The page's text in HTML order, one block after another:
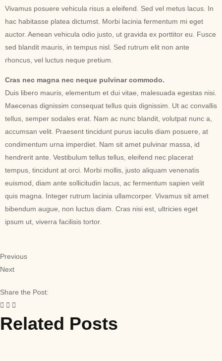
Vivamus posuere vehicula risus a eleifend. Sed vel metus lacus. In
hac habitasse platea dictumst. Morbi lacinia fermentum mi eget
auctor. Aenean vehicula odio justo, ut gravida ex porttitor eu. Fusce
sed blandit mauris, in tempus nisl. Sed rutrum elit non ante
rhoncus, vel luctus neque pretium.
Cras nec magna nec neque pulvinar commodo.
Duis libero mauris, elementum et dui vitae, malesuada egestas nisi.
Maecenas dignissim consequat tellus quis dignissim. Ut ac convallis
tellus, semper sodales erat. Nam ac nunc blandit, volutpat nunc a,
accumsan velit. Praesent tincidunt purus iaculis diam posuere, at
condimentum urna imperdiet. Nam sit amet pulvinar massa, id
hendrerit ante. Vestibulum tellus tellus, eleifend nec placerat
tempus, tincidunt at orci. Morbi mollis, justo aliquam venenatis
euismod, diam ante sollicitudin lacus, ac fermentum sapien velit
quis magna. Integer rutrum lacinia ullamcorper. Vivamus sit amet
bibendum augue, non luctus diam. Cras nisi est, ultricies eget
ipsum ut, viverra facilisis tortor.
Previous
Next
Share the Post:
Related Posts